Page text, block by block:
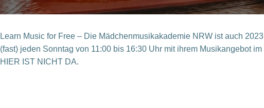
Learn Music for Free – Die Mädchenmusikakademie NRW ist auch 2023
(fast) jeden Sonntag von 11:00 bis 16:30 Uhr mit ihrem Musikangebot im
HIER IST NICHT DA.